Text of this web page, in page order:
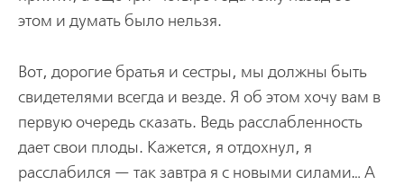
этом и думать было нельзя.
Вот, дорогие братья и сестры, мы должны быть
свидетелями всегда и везде. Я об этом хочу вам в
первую очередь сказать. Ведь расслабленность
дает свои плоды. Кажется, я отдохнул, я
расслабился — так завтра я с новыми силами… А